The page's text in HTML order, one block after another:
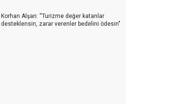
Korhan Alşan: ''Turizme değer katanlar
desteklensin, zarar verenler bedelini ödesin"